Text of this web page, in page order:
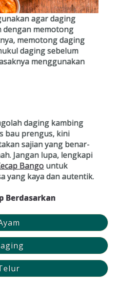
agar daging
dengan memotong
memotong daging
daging sebelum
menggunakan
daging kambing
bau prengus, kini
sajian yang benar-
Jangan lupa, lengkapi
Bango untuk
yang kaya dan autentik.
Berdasarkan